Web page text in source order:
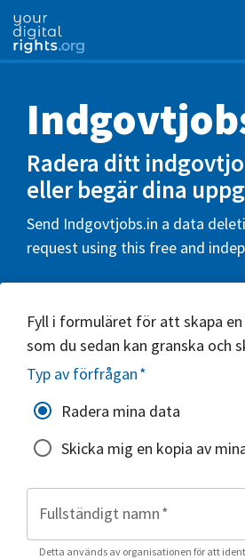
Radera ditt
eller begär dina
Send Indgovtjobs.in a data
request using this free and
Fyll i formuläret för att skapa
som du sedan kan granska och
Typ av förfrågan*
Radera mina data
Skicka mig en kopia av
Fullständigt namn*
Detta används av organisationen för att